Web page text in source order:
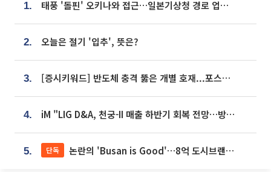
1. 태풍 '돌핀' 오키나와 접근…일본기상청 경로 업데이트
2. 오늘은 절기 '입추', 뜻은?
3. [증시키워드] 반도체 충격 뚫은 개별 호재...포스코퓨처엠·에코프로·한화솔루션 '눈길'
4. iM "LIG D&A, 천궁-II 매출 하반기 회복 전망…방산 톱픽 유지"
5. 단독 논란의 'Busan is Good'…8억 도시브랜드, 용산 대통령실 CI 업체가 수행